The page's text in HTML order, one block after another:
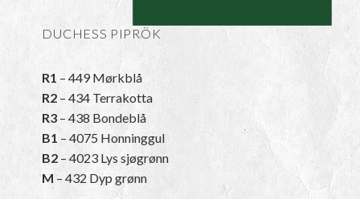
DUCHESS PIPRÖK
R1 – 449 Mørkblå
R2 – 434 Terrakotta
R3 – 438 Bondeblå
B1 – 4075 Honninggul
B2 – 4023 Lys sjøgrønn
M – 432 Dyp grønn